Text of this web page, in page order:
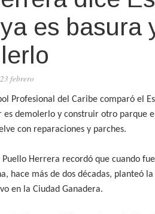
es basura
23 febrero
Profesional del Caribe comparó el
es demolerlo y construir otro parque
con reparaciones y parches.
Puello Herrera recordó que cuando
hace más de dos décadas, planteó
en la Ciudad Ganadera.